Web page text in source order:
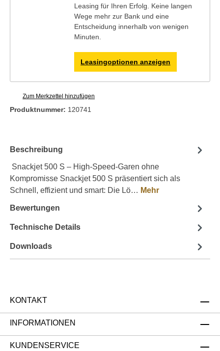
Leasing für Ihren Erfolg. Keine langen
Wege mehr zur Bank und eine
Entscheidung innerhalb von wenigen
Minuten.
Leasingoptionen anzeigen
Zum Merkzettel hinzufügen
Produktnummer: 120741
Beschreibung
Snackjet 500 S – High-Speed-Garen ohne
Kompromisse Snackjet 500 S präsentiert sich als
Schnell, effizient und smart: Die Lö… Mehr
Bewertungen
Technische Details
Downloads
KONTAKT
INFORMATIONEN
KUNDENSERVICE